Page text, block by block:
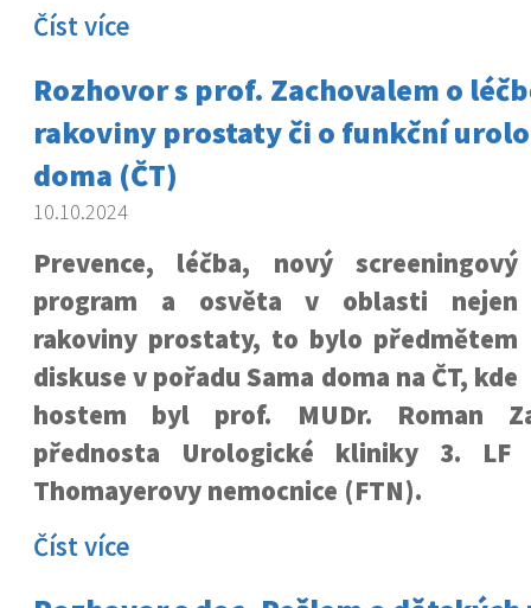
Číst více
Rozhovor s prof. Zachovalem o
rakoviny prostaty či o funkční
doma (ČT)
10.10.2024
Prevence, léčba, nový screeningový
program a osvěta v oblasti nejen
rakoviny prostaty, to bylo předmětem
diskuse v pořadu Sama doma na ČT, kde
hostem byl prof. MUDr. Roman
přednosta Urologické kliniky 3.
Thomayerovy nemocnice (FTN).
Číst více